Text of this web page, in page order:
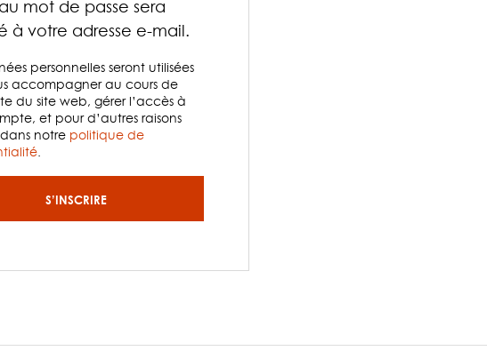
mot de passe sera
à votre adresse e-mail.
personnelles seront utilisées
accompagner au cours de
du site web, gérer l’accès à
et pour d’autres raisons
notre politique de
S’INSCRIRE